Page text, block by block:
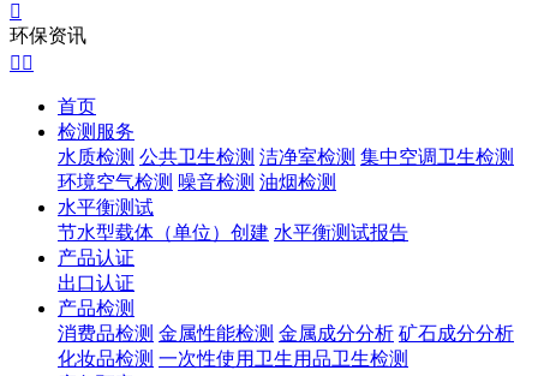

环保资讯
 
首页
检测服务
水质检测 公共卫生检测 洁净室检测 集中空调卫生检测
环境空气检测 噪音检测 油烟检测
水平衡测试
节水型载体（单位）创建 水平衡测试报告
产品认证
出口认证
产品检测
消费品检测 金属性能检测 金属成分分析 矿石成分分析
化妆品检测 一次性使用卫生用品卫生检测